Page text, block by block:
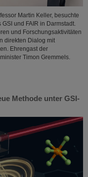
Martin Keller, besuchte
und FAIR in Darmstadt.
und Forschungsaktivitäten
direkten Dialog mit
Ehrengast der
Timon Gremmels.
Methode unter GSI-